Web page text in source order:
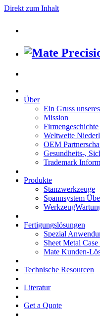
Direkt zum Inhalt
Über
Ein Gruss
Mission
Firmengeschichte
Weltweite
OEM
Gesundheits-,
Trademark
Produkte
Stanzwerkzeuge
Spannsystem
Fertigungslösungen
Spezial
Sheet Metal Case
Mate Kunden-
Technische Resourcen
Literatur
Get a Quote